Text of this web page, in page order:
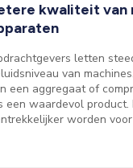
kwaliteit van
letten
van
een aggregaat of
een waardevol
worden